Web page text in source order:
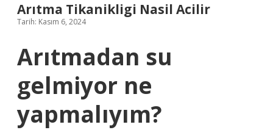
Arıtma Tikanikligi Nasil Acilir
Tarih: Kasım 6, 2024
Arıtmadan su
gelmiyor ne
yapmalıyım?